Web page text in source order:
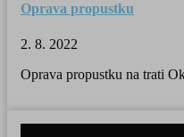
Oprava propustku
2. 8. 2022
Oprava propustku na trati